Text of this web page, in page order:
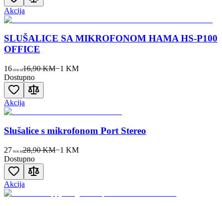
Akcija
SLUŠALICE SA MIKROFONOM HAMA HS-P100
OFFICE
16 00KM16,90 KM−1 KM
Dostupno
Akcija
Slušalice s mikrofonom Port Stereo
27 90KM28,90 KM−1 KM
Dostupno
Akcija